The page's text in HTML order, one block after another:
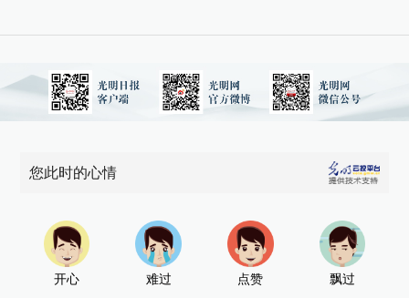
您此时的心情
开心 难过 点赞 飘过